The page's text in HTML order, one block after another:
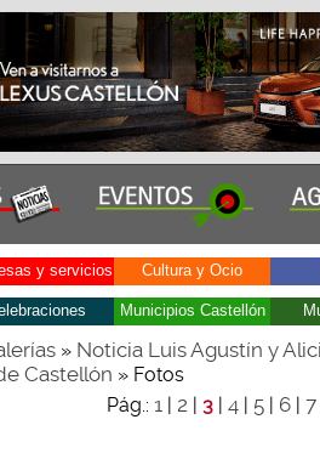
y servicios Cultura y Ocio
Municipios Castellón
» Noticia Luis Agustín y
Castellón » Fotos
Pág.: 1 | 2 | 3 | 4 | 5 | 6 | 7